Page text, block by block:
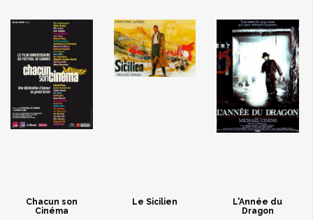
Chacun son
Cinéma
Le Sicilien
L'Année du
Dragon